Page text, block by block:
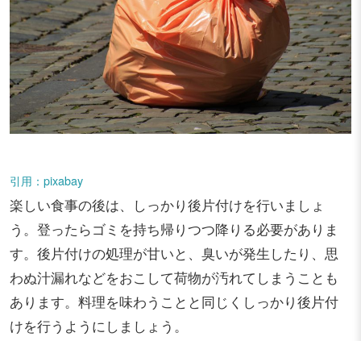
引用：pixabay
楽しい食事の後は、しっかり後片付けを行いましょ
う。登ったらゴミを持ち帰りつつ降りる必要がありま
す。後片付けの処理が甘いと、臭いが発生したり、思
わぬ汁漏れなどをおこして荷物が汚れてしまうことも
あります。料理を味わうことと同じくしっかり後片付
けを行うようにしましょう。